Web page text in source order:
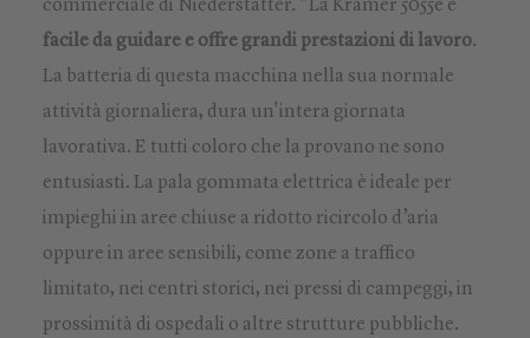
commerciale di Niederstätter. "La Kramer 5055e è
facile da guidare e offre grandi prestazioni di lavoro.
La batteria di questa macchina nella sua normale
attività giornaliera, dura un'intera giornata
lavorativa. E tutti coloro che la provano ne sono
entusiasti. La pala gommata elettrica è ideale per
impieghi in aree chiuse a ridotto ricircolo d’aria
oppure in aree sensibili, come zone a traffico
limitato, nei centri storici, nei pressi di campeggi, in
prossimità di ospedali o altre strutture pubbliche.